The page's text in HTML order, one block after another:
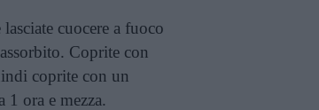
cuocere a fuoco
Coprite con
coprite con un
1 ora e mezza.